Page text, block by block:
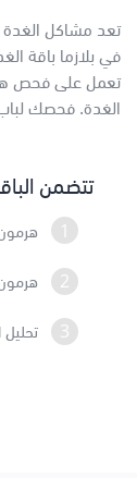
تعد مشاكل الغدة
تعمل على فحص
الغدة. فحصك لباب
تتضمن الباقة
1 هرمون تحفيز الغدة الدرقية (TSH)
2 هرمون ثلاثي يود الثيرونين (T3)
3 تحليل الثيروكسين الكلي (T4)